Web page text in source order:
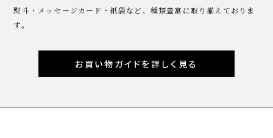
熨斗・メッセージカード・紙袋など、種類豊富に取り揃えておりま
す。
お買い物ガイドを詳しく見る